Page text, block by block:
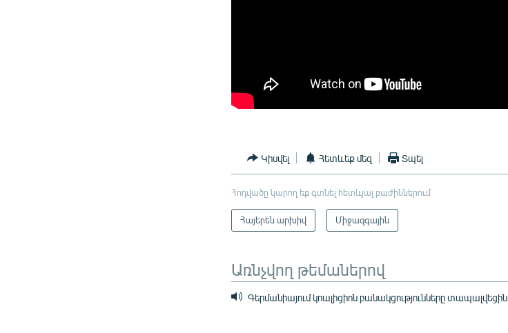
Կիսվել Հետևեք մեզ Տպել
Հոդվածը կարող եք գտնել հետևյալ բաժիններում
Հայերեն արխիվ Միջազգային
Առնչվող թեմաներով
Գերմանիայում կոալիցիոն բանակցությունները տապալվեցին